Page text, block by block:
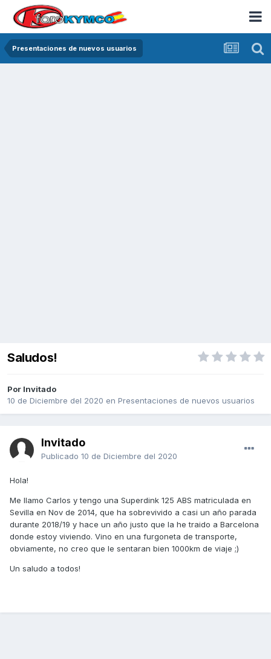
Presentaciones de nuevos usuarios
Saludos!
Por Invitado
10 de Diciembre del 2020 en Presentaciones de nuevos usuarios
Invitado
Publicado 10 de Diciembre del 2020
Hola!
Me llamo Carlos y tengo una Superdink 125 ABS matriculada en
Sevilla en Nov de 2014, que ha sobrevivido a casi un año parada
durante 2018/19 y hace un año justo que la he traido a Barcelona
donde estoy viviendo. Vino en una furgoneta de transporte,
obviamente, no creo que le sentaran bien 1000km de viaje ;)
Un saludo a todos!